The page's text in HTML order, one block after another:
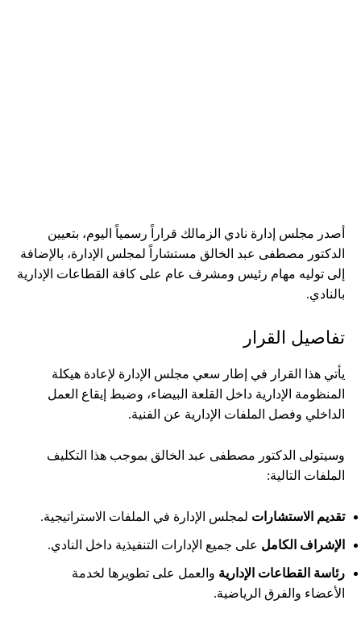
أصدر مجلس إدارة نادي الزمالك قراراً رسمياً اليوم، بتعيين
الدكتور مصطفى عبد الخالق مستشاراً لمجلس الإدارة، بالإضافة
إلى توليه مهام رئيس ومشرف عام على كافة القطاعات الإدارية
بالنادي.
تفاصيل القرار
يأتي هذا القرار في إطار سعي مجلس الإدارة لإعادة هيكلة
المنظومة الإدارية داخل القلعة البيضاء، وضبط إيقاع العمل
الداخلي وفصل الملفات الإدارية عن الفنية.
وسيتولى الدكتور مصطفى عبد الخالق بموجب هذا التكليف
الملفات التالية:
تقديم الاستشارات لمجلس الإدارة في الملفات الاستراتيجية.
الإشراف الكامل على جميع الإدارات التنفيذية داخل النادي.
رئاسة القطاعات الإدارية والعمل على تطويرها لخدمة
الأعضاء والفرق الرياضية.